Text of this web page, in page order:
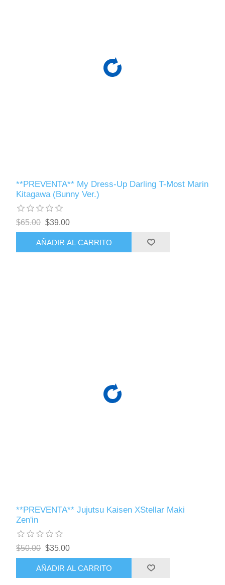
**PREVENTA** My Dress-Up Darling T-Most Marin
Kitagawa (Bunny Ver.)
$65.00 $39.00
AÑADIR AL CARRITO
**PREVENTA** Jujutsu Kaisen XStellar Maki
Zen'in
$50.00 $35.00
AÑADIR AL CARRITO